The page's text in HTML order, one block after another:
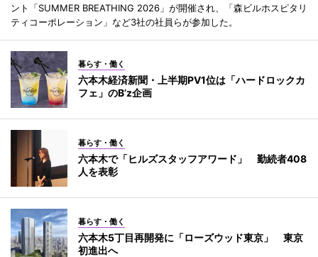
ント「SUMMER BREATHING 2026」が開催され、「森ビルホスピタリ
ティコーポレーション」など3社の社員らが参加した。
暮らす・働く
六本木経済新聞・上半期PV1位は「ハードロックカ
フェ」のB’z企画
暮らす・働く
六本木で「ヒルズスタッフアワード」 勤続者408
人を表彰
暮らす・働く
六本木5丁目再開発に「ローズウッド東京」 東京
初進出へ